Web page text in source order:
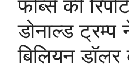
फोर्ब्स की
डोनाल्ड ट्रम्प
बिलियन डॉलर